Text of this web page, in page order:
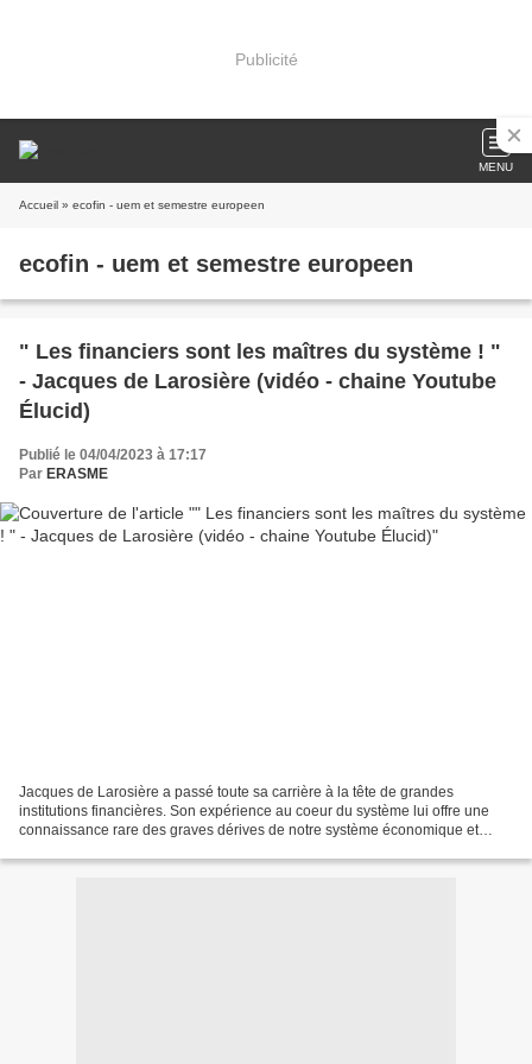
Publicité
MENU
Accueil » ecofin - uem et semestre europeen
ecofin - uem et semestre europeen
" Les financiers sont les maîtres du système ! "
- Jacques de Larosière (vidéo - chaine Youtube
Élucid)
Publié le 04/04/2023 à 17:17
Par ERASME
Jacques de Larosière a passé toute sa carrière à la tête de grandes
institutions financières. Son expérience au coeur du système lui offre une
connaissance rare des graves dérives de notre système économique et